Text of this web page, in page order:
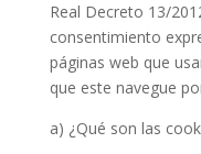
Real Decreto 13/
consentimiento
páginas web que
que este navegue
a) ¿Qué son las